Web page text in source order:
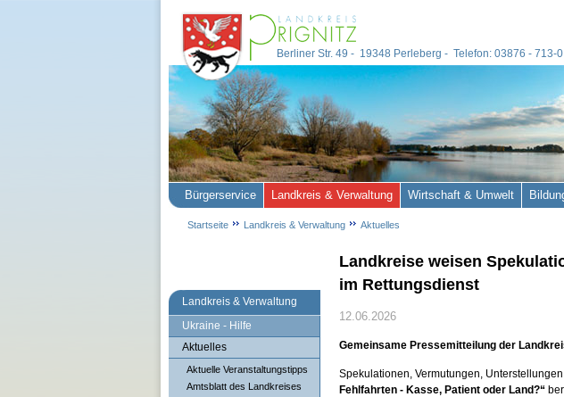
Landkreis & Verwaltung
Ukraine - Hilfe
Aktuelles
Aktuelle Veranstaltungstipps
Amtsblatt des Landkreises
Landkreise weisen
im Rettungsdienst
12.06.2026
Gemeinsame Pressemitteilung der
Spekulationen, Vermutungen,
Fehlfahrten - Kasse, Patient oder Land?“
Berliner Str. 49 - 19348 Perleberg - Telefon: 03876 -
Bürgerservice Landkreis & Verwaltung Wirtschaft & Umwelt
Startseite Landkreis & Verwaltung Aktuelles